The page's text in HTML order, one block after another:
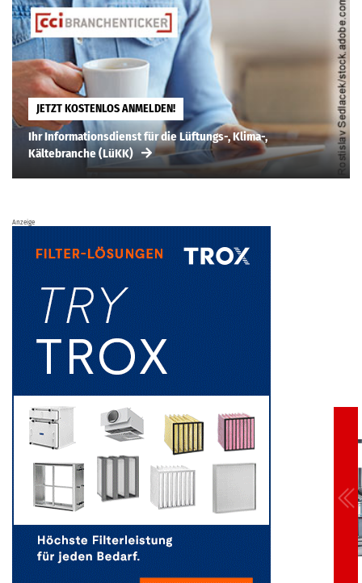
JETZT KOSTENLOS ANMELDEN!
Ihr Informationsdienst für die Lüftungs-, Klima-,
Kältebranche (LüKK)
Anzeige